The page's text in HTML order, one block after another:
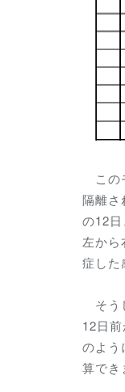
この
隔離さ
の12
左か
症した
そう
12日
のよう
算でき